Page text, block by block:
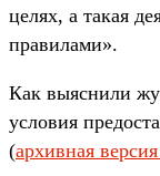
целях, а такая
правилами».
Как выяснили
условия
(архивная